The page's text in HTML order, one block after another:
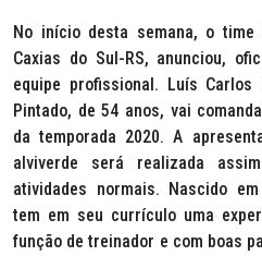
No início desta semana, o time
Caxias do Sul-RS, anunciou,
equipe profissional. Luís
Pintado, de 54 anos, vai
da temporada 2020. A
alviverde será realizada
atividades normais. Nascido
tem em seu currículo uma
função de treinador e com boas